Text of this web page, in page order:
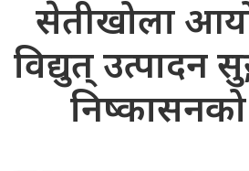
सेतीखोला
विद्युत् उत्पादन
निष्कासनको